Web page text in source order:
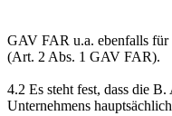
GAV FAR u.a. ebenfalls
(Art. 2 Abs. 1 GAV FAR).
4.2 Es steht fest, dass die
Unternehmens